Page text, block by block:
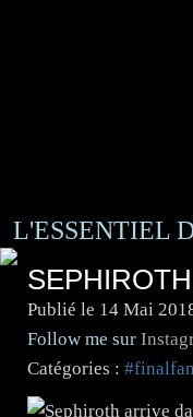
L'ESSENTIEL
Publié le 14 Mai
Follow me sur
Catégories :